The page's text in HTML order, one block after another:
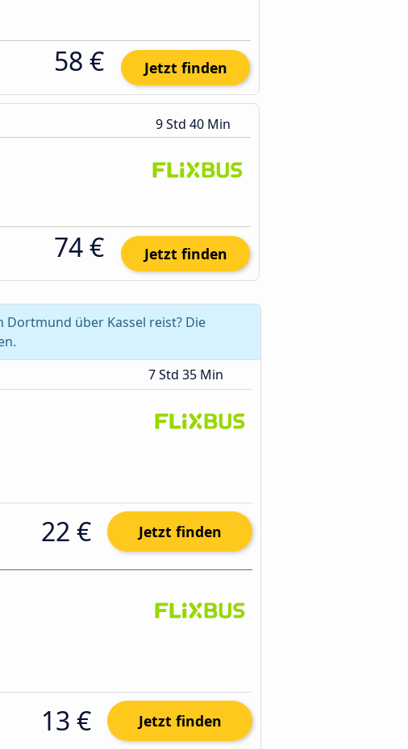
58 € Jetzt finden
9 Std 40 Min
74 € Jetzt finden
Dortmund über Kassel reist? Die
7 Std 35 Min
22 € Jetzt finden
13 € Jetzt finden